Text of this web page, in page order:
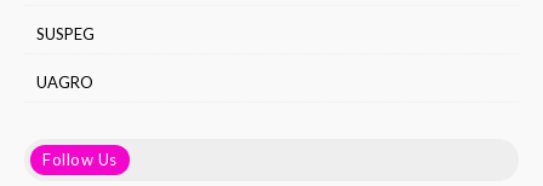
SUSPEG
UAGRO
Follow Us